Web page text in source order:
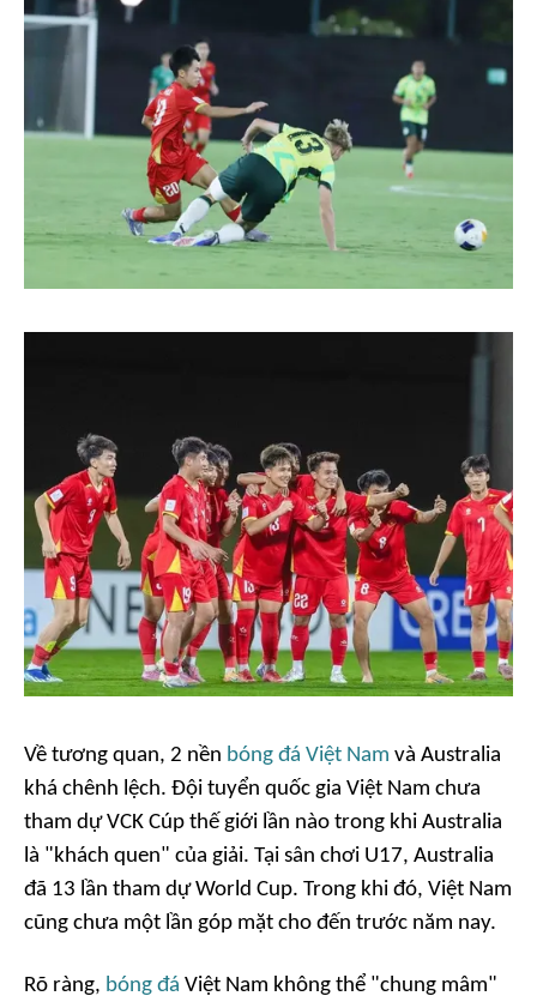
Về tương quan, 2 nền bóng đá Việt Nam và Australia
khá chênh lệch. Đội tuyển quốc gia Việt Nam chưa
tham dự VCK Cúp thế giới lần nào trong khi Australia
là "khách quen" của giải. Tại sân chơi U17, Australia
đã 13 lần tham dự World Cup. Trong khi đó, Việt Nam
cũng chưa một lần góp mặt cho đến trước năm nay.
Rõ ràng, bóng đá Việt Nam không thể "chung mâm"